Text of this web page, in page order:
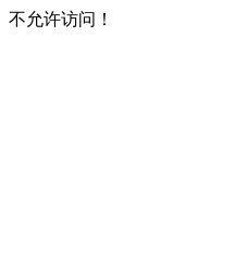
不允许访问！